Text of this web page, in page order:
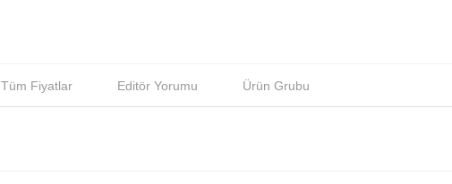
Tüm Fiyatlar Editör Yorumu Ürün Grubu